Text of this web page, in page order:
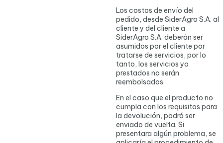
Los costos de envío del
pedido, desde SiderAgro S.A. al
cliente y del cliente a
SiderAgro S.A. deberán ser
asumidos por el cliente por
tratarse de servicios, por lo
tanto, los servicios ya
prestados no serán
reembolsados.
En el caso que el producto no
cumpla con los requisitos para
la devolución, podrá ser
enviado de vuelta. Si
presentara algún problema, se